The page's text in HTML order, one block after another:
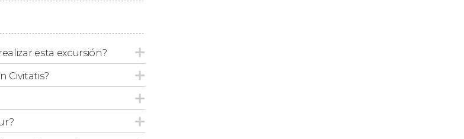
para realizar esta
esta excursión?
Civitatis?